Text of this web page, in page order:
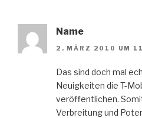
Name
2. MÄRZ 2010 UM
Das sind doch mal
Neuigkeiten die T-
veröffentlichen.
Verbreitung und